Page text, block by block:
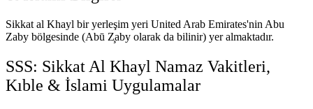
Sikkat al Khayl bir yerleşim yeri United Arab Emirates'nin Abu
Zaby bölgesinde (Abū Z̧aby olarak da bilinir) yer almaktadır.
SSS: Sikkat Al Khayl Namaz Vakitleri,
Kıble & İslami Uygulamalar